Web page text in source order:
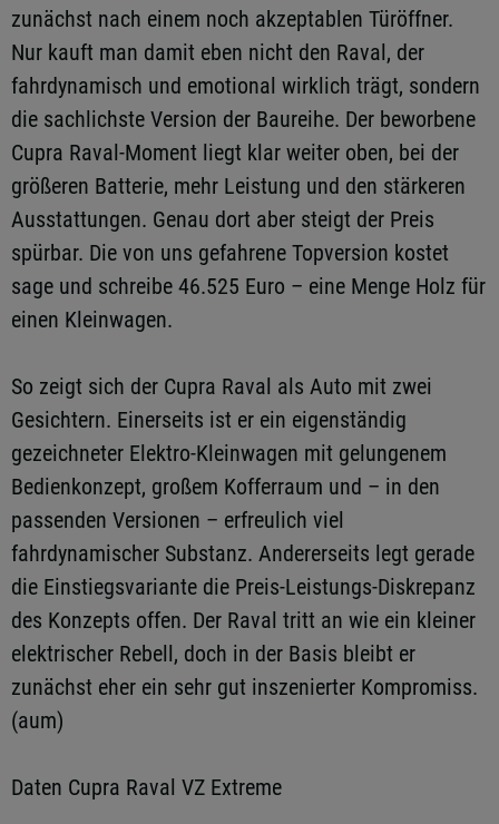
zunächst nach einem noch akzeptablen Türöffner.
Nur kauft man damit eben nicht den Raval, der
fahrdynamisch und emotional wirklich trägt, sondern
die sachlichste Version der Baureihe. Der beworbene
Cupra Raval-Moment liegt klar weiter oben, bei der
größeren Batterie, mehr Leistung und den stärkeren
Ausstattungen. Genau dort aber steigt der Preis
spürbar. Die von uns gefahrene Topversion kostet
sage und schreibe 46.525 Euro – eine Menge Holz für
einen Kleinwagen.
So zeigt sich der Cupra Raval als Auto mit zwei
Gesichtern. Einerseits ist er ein eigenständig
gezeichneter Elektro-Kleinwagen mit gelungenem
Bedienkonzept, großem Kofferraum und – in den
passenden Versionen – erfreulich viel
fahrdynamischer Substanz. Andererseits legt gerade
die Einstiegsvariante die Preis-Leistungs-Diskrepanz
des Konzepts offen. Der Raval tritt an wie ein kleiner
elektrischer Rebell, doch in der Basis bleibt er
zunächst eher ein sehr gut inszenierter Kompromiss.
(aum)
Daten Cupra Raval VZ Extreme